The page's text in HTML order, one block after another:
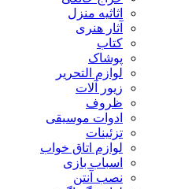
اثاثیه منزل
آثار هنری
کتاب
پوشاک
لوازم التحریر
زیور آلات
ظروف
ادوات موسیقی
تزئینات
لوازم اتاق خواب
اسباب بازی
نصب آنتن